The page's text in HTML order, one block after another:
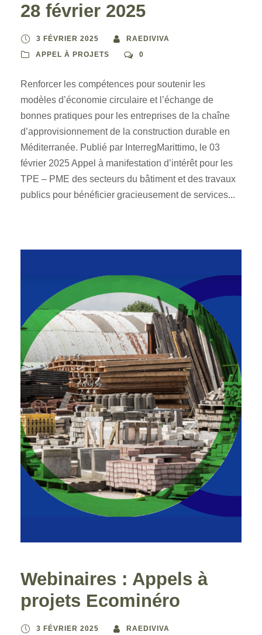
28 février 2025
3 FÉVRIER 2025
RAEDIVIVA
APPEL À PROJETS
0
Renforcer les compétences pour soutenir les
modèles d’économie circulaire et l’échange de
bonnes pratiques pour les entreprises de la chaîne
d’approvisionnement de la construction durable en
Méditerranée. Publié par InterregMarittimo, le 03
février 2025 Appel à manifestation d’intérêt pour les
TPE – PME des secteurs du bâtiment et des travaux
publics pour bénéficier gracieusement de services...
Webinaires : Appels à
projets Ecominéro
3 FÉVRIER 2025 RAEDIVIVA